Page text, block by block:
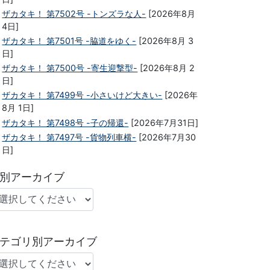
ザカタキ！ 第7502号 -トンズラな人- [2026年8月
4日]
ザカタキ！ 第7501号 -脇道をゆく- [2026年8月 3
日]
ザカタキ！ 第7500号 -寄生迎撃型- [2026年8月 2
日]
ザカタキ！ 第7499号 -小さいけど大きい- [2026年
8月 1日]
ザカタキ！ 第7498号 -子の帰還- [2026年7月31日]
ザカタキ！ 第7497号 -貨物列車横- [2026年7月30
日]
アーカイブ
ゴリ別アーカイブ